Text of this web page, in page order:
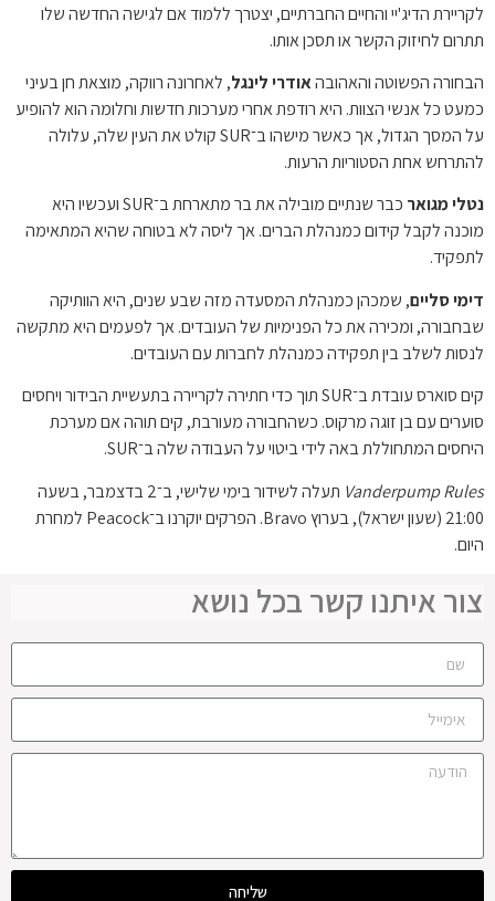
לקריירת הדיג'יי והחיים החברתיים, יצטרך ללמוד אם לגישה החדשה שלו
תתרום לחיזוק הקשר או תסכן אותו.
הבחורה הפשוטה והאהובהאודרי לינגל, לאחרונה רווקה, מוצאת חן בעיני
כמעט כל אנשי הצוות. היא רודפת אחרי מערכות חדשות וחלומה הוא להופיע
על המסך הגדול, אך כאשר מישהו ב־SUR קולט את העין שלה, עלולה
להתרחש אחת הסטוריות הרעות.
נטלי מגואר
כבר שנתיים מובילה את בר מתארחת ב־SUR ועכשיו היא
מוכנה לקבל קידום כמנהלת הברים. אך ליסה לא בטוחה שהיא המתאימה
לתפקיד.
דימי סליים, שמכהן כמנהלת המסעדה מזה שבע שנים, היא הוותיקה
שבחבורה, ומכירה את כל הפנימיות של העובדים. אך לפעמים היא מתקשה
לנסות לשלב בין תפקידה כמנהלת לחברות עם העובדים.
קים סוארס עובדת ב־SUR תוך כדי חתירה לקריירה בתעשיית הבידור ויחסים
סוערים עם בן זוגה מרקוס. כשהחבורה מעורבת, קים תוהה אם מערכת
היחסים המתחוללת באה לידי ביטוי על העבודה שלה ב־SUR.
Vanderpump Rules
תעלה לשידור בימי שלישי, ב־2 בדצמבר, בשעה
21:00 (שעון ישראל), בערוץ Bravo. הפרקים יוקרנו ב־Peacock למחרת
היום.
צור איתנו קשר בכל נושא
שליחה